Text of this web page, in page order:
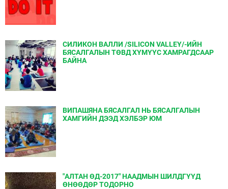
СИЛИКОН ВАЛЛИ /SILICON VALLEY/-ИЙН
БЯСАЛГАЛЫН ТӨВД ХҮМҮҮС ХАМРАГДСААР
БАЙНА
ВИПАШЯНА БЯСАЛГАЛ НЬ БЯСАЛГАЛЫН
ХАМГИЙН ДЭЭД ХЭЛБЭР ЮМ
"АЛТАН ӨД-2017" НААДМЫН ШИЛДГҮҮД
ӨНӨӨДӨР ТОДОРНО